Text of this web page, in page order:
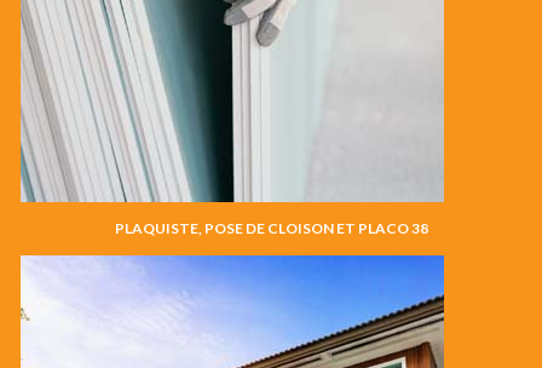
PLAQUISTE, POSE DE CLOISON ET PLACO 38